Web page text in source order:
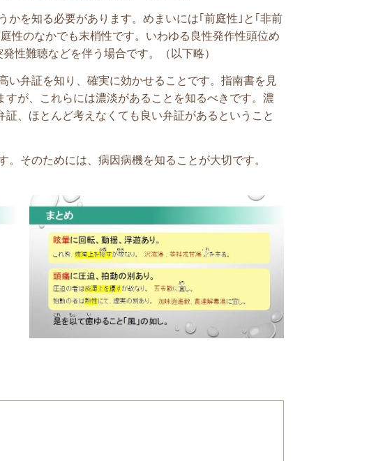
かを知る必要があります。めまいには｢前庭性｣と｢非前
性のなかでも末梢性です。いわゆる良性発作性頭位め
性難聴などを伴う場合です。（以下略）
い弁証を知り、 確実に効かせることです。指南書を見
が、これらには濃淡があることを知るべきです。濃
、ほとんど考えなくても良い弁証があるということ
そのためには、病因病機を知ることが大切です。